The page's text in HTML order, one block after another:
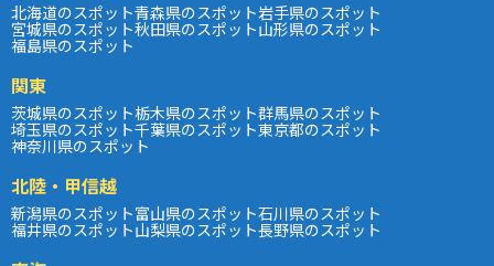
北海道のスポット青森県のスポット岩手県のスポット
宮城県のスポット秋田県のスポット山形県のスポット
福島県のスポット
関東
茨城県のスポット栃木県のスポット群馬県のスポット
埼玉県のスポット千葉県のスポット東京都のスポット
神奈川県のスポット
北陸・甲信越
新潟県のスポット富山県のスポット石川県のスポット
福井県のスポット山梨県のスポット長野県のスポット